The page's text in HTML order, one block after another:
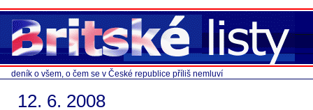
deník o všem, o čem se v České republice příliš nemluví
12. 6. 2008